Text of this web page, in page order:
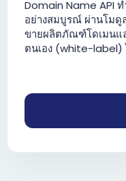
Domain Name API
อย่างสมบูรณ์ ผ่านโมดู
ขายผลิตภัณฑ์โดเมนแ
ตนเอง (white-label)